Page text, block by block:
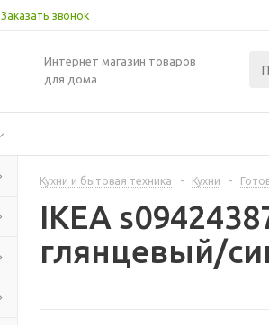
Заказать звонок
Интернет магазин товаров
для дома
Кухни и бытовая техника - Кухни -
IKEA
глянцевый/